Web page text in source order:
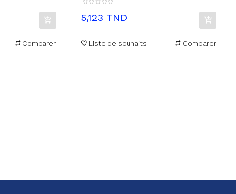
Comparer
Prix
5,123 TND
Liste de souhaits Comparer